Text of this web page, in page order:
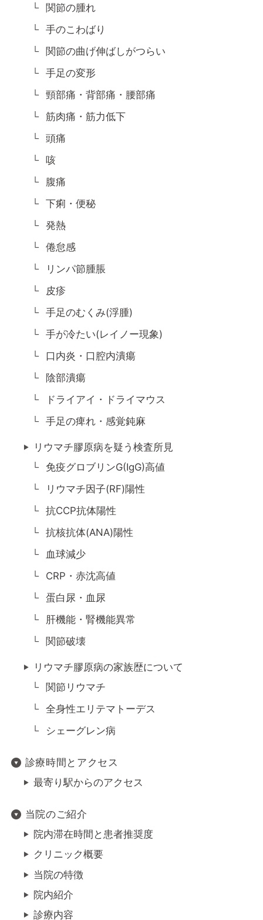
関節の腫れ
手のこわばり
関節の曲げ伸ばしがつらい
手足の変形
頸部痛・背部痛・腰部痛
筋肉痛・筋力低下
頭痛
咳
腹痛
下痢・便秘
発熱
倦怠感
リンパ節腫脹
皮疹
手足のむくみ(浮腫)
手が冷たい(レイノー現象)
口内炎・口腔内潰瘍
陰部潰瘍
ドライアイ・ドライマウス
手足の痺れ・感覚鈍麻
リウマチ膠原病を疑う検査所見
免疫グロブリンG(IgG)高値
リウマチ因子(RF)陽性
抗CCP抗体陽性
抗核抗体(ANA)陽性
血球減少
CRP・赤沈高値
蛋白尿・血尿
肝機能・腎機能異常
関節破壊
リウマチ膠原病の家族歴について
関節リウマチ
全身性エリテマトーデス
シェーグレン病
診療時間とアクセス
最寄り駅からのアクセス
当院のご紹介
院内滞在時間と患者推奨度
クリニック概要
当院の特徴
院内紹介
診療内容